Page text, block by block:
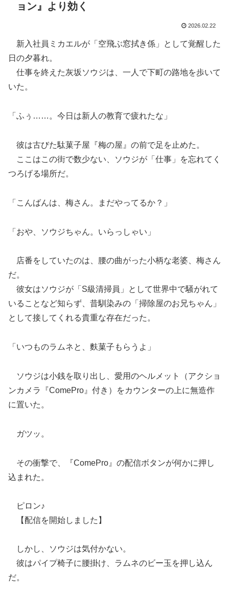
ョン』より効く
2026.02.22
新入社員ミカエルが「空飛ぶ窓拭き係」として覚醒した
日の夕暮れ。
仕事を終えた灰坂ソウジは、一人で下町の路地を歩いて
いた。
「ふぅ……。今日は新人の教育で疲れたな」
彼は古びた駄菓子屋『梅の屋』の前で足を止めた。
ここはこの街で数少ない、ソウジが「仕事」を忘れてく
つろげる場所だ。
「こんばんは、梅さん。まだやってるか？」
「おや、ソウジちゃん。いらっしゃい」
店番をしていたのは、腰の曲がった小柄な老婆、梅さん
だ。
彼女はソウジが「S級清掃員」として世界中で騒がれて
いることなど知らず、昔馴染みの「掃除屋のお兄ちゃん」
として接してくれる貴重な存在だった。
「いつものラムネと、麩菓子もらうよ」
ソウジは小銭を取り出し、愛用のヘルメット（アクショ
ンカメラ『ComePro』付き）をカウンターの上に無造作
に置いた。
ガツッ。
その衝撃で、『ComePro』の配信ボタンが何かに押し
込まれた。
ピロン♪
【配信を開始しました】
しかし、ソウジは気付かない。
彼はパイプ椅子に腰掛け、ラムネのビー玉を押し込ん
だ。